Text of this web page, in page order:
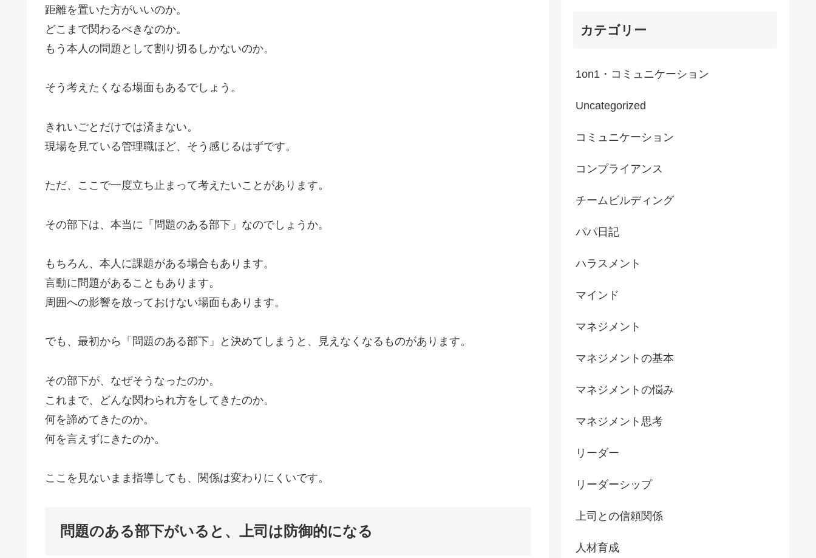
距離を置いた方がいいのか。
どこまで関わるべきなのか。
もう本人の問題として割り切るしかないのか。
そう考えたくなる場面もあるでしょう。
きれいごとだけでは済まない。
現場を見ている管理職ほど、そう感じるはずです。
ただ、ここで一度立ち止まって考えたいことがあります。
その部下は、本当に「問題のある部下」なのでしょうか。
もちろん、本人に課題がある場合もあります。
言動に問題があることもあります。
周囲への影響を放っておけない場面もあります。
でも、最初から「問題のある部下」と決めてしまうと、見えなくなるものがあります。
その部下が、なぜそうなったのか。
これまで、どんな関わられ方をしてきたのか。
何を諦めてきたのか。
何を言えずにきたのか。
ここを見ないまま指導しても、関係は変わりにくいです。
問題のある部下がいると、上司は防御的になる
カテゴリー
1on1・コミュニケーション
Uncategorized
コミュニケーション
コンプライアンス
チームビルディング
パパ日記
ハラスメント
マインド
マネジメント
マネジメントの基本
マネジメントの悩み
マネジメント思考
リーダー
リーダーシップ
上司との信頼関係
人材育成